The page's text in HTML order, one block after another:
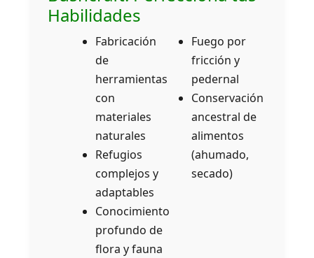
Habilidades
Fabricación
de
herramientas
con
materiales
naturales
Refugios
complejos y
adaptables
Conocimiento
profundo de
flora y fauna
Fuego por
fricción y
pedernal
Conservación
ancestral de
alimentos
(ahumado,
secado)